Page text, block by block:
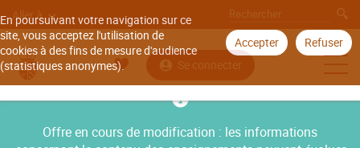
En poursuivant votre navigation sur ce
site, vous acceptez l'utilisation de
cookies à des fins de mesure d'audience
(statistiques anonymes).
Accepter Refuser
Aller à
Se connecter
Offre en cours de modification : les informations